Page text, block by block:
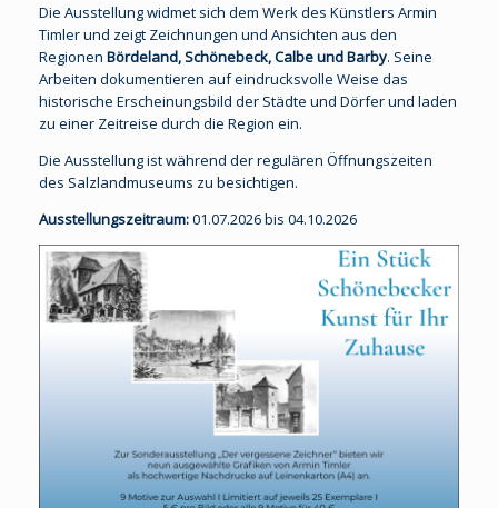
Die Ausstellung widmet sich dem Werk des Künstlers Armin
Timler und zeigt Zeichnungen und Ansichten aus den
Regionen Bördeland, Schönebeck, Calbe und Barby. Seine
Arbeiten dokumentieren auf eindrucksvolle Weise das
historische Erscheinungsbild der Städte und Dörfer und laden
zu einer Zeitreise durch die Region ein.
Die Ausstellung ist während der regulären Öffnungszeiten
des Salzlandmuseums zu besichtigen.
Ausstellungszeitraum:01.07.2026 bis 04.10.2026